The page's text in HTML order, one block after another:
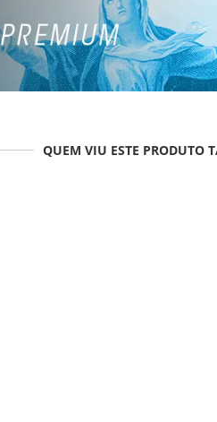
QUEM VIU ESTE PRODUTO